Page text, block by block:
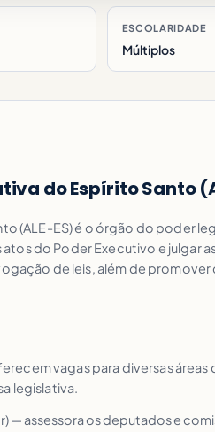
ESCOLARIDADE
Múltiplos
do Espírito Santo
(ALE-ES) é o órgão do poder
atos do Poder Executivo e
de leis, além de
vagas para diversas
legislativa.
— assessora os deputados e